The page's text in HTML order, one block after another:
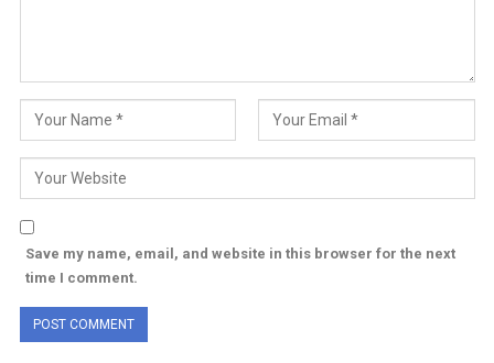
Save my name, email, and website in this browser for the next
time I comment.